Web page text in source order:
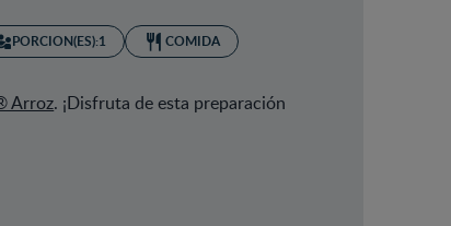
PORCION(ES):1
COMIDA
Arroz. ¡Disfruta de esta preparación